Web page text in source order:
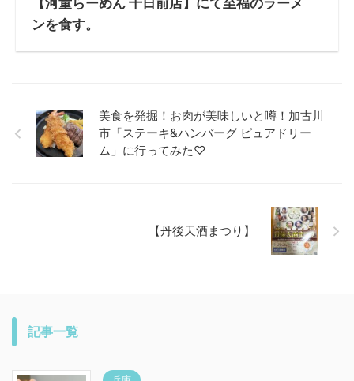
【河童らーめん 千日前店】にて至福のラーメ
ンを食す。
美食を発掘！お肉が美味しいと噂！加古川
市「ステーキ&ハンバーグ ピュアドリー
ム」に行ってみた♡
【丹後天酒まつり】
記事一覧